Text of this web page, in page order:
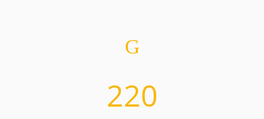
220